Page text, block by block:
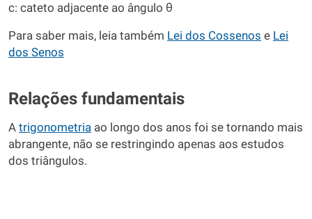
c: cateto adjacente ao ângulo θ
Para saber mais, leia também Lei dos Cossenos e Lei
dos Senos
Relações fundamentais
A trigonometria ao longo dos anos foi se tornando mais
abrangente, não se restringindo apenas aos estudos
dos triângulos.